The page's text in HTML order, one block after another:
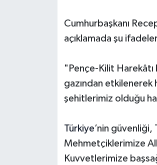
Cumhurbaşkanı
açıklamada şu
"Pençe-Kilit
gazından etkilenerek
şehitlerimiz olduğu
Türkiye’nin güvenliği,
Mehmetçiklerimize
Kuvvetlerimize